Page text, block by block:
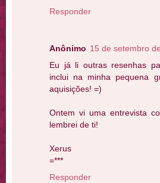
Responder
Anônimo 15 de setembro
Eu já li outras resenhas
inclui na minha pequena
aquisições! =)
Ontem vi uma entrevista
lembrei de ti!
Xerus
=***
Responder